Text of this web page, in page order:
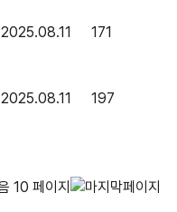
2025.08.11 171
2025.08.11 197